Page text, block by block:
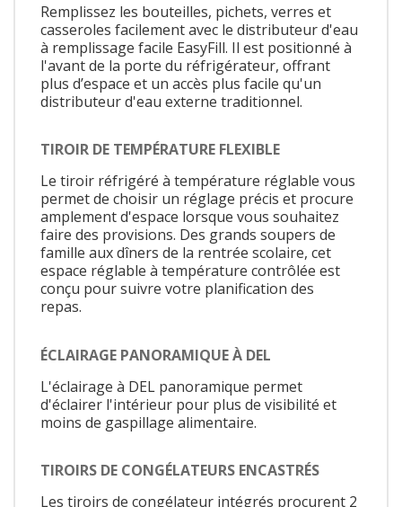
Remplissez les bouteilles, pichets, verres et
casseroles facilement avec le distributeur d'eau
à remplissage facile EasyFill. Il est positionné à
l'avant de la porte du réfrigérateur, offrant
plus d’espace et un accès plus facile qu'un
distributeur d'eau externe traditionnel.
TIROIR DE TEMPÉRATURE FLEXIBLE
Le tiroir réfrigéré à température réglable vous
permet de choisir un réglage précis et procure
amplement d'espace lorsque vous souhaitez
faire des provisions. Des grands soupers de
famille aux dîners de la rentrée scolaire, cet
espace réglable à température contrôlée est
conçu pour suivre votre planification des
repas.
ÉCLAIRAGE PANORAMIQUE À DEL
L'éclairage à DEL panoramique permet
d'éclairer l'intérieur pour plus de visibilité et
moins de gaspillage alimentaire.
TIROIRS DE CONGÉLATEURS ENCASTRÉS
Les tiroirs de congélateur intégrés procurent 2